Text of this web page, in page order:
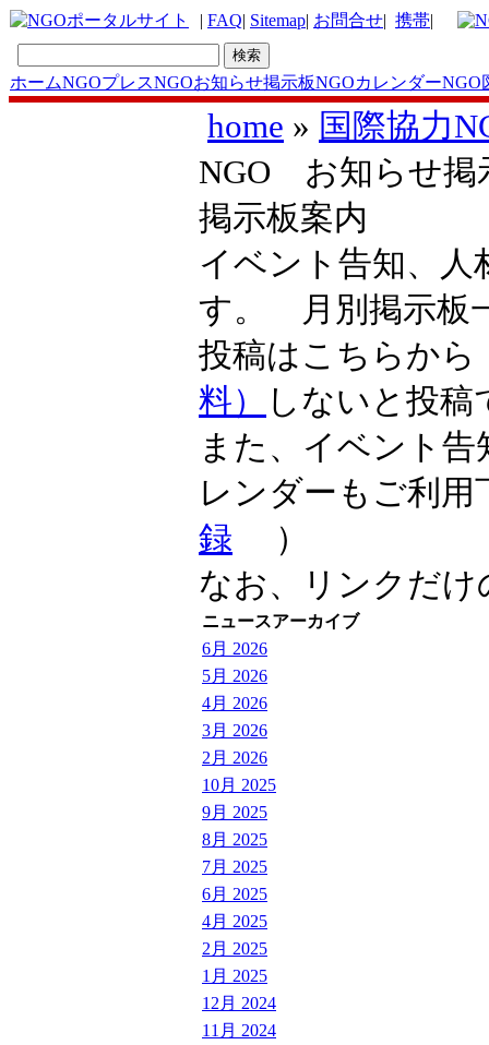
| FAQ| Sitemap| お問合せ| 携帯|
ホームNGOプレスNGOお知らせ掲示板NGOカレンダーNGO
home » 国際協力
NGO お知らせ掲
掲示板案内
イベント告知、人
す。 月別掲示
投稿はこちらか
料）
しないと投
また、イベント
レンダーもご利
録 ）
なお、リンクだ
ニュースアーカイブ
6月 2026
5月 2026
4月 2026
3月 2026
2月 2026
10月 2025
9月 2025
8月 2025
7月 2025
6月 2025
4月 2025
2月 2025
1月 2025
12月 2024
11月 2024